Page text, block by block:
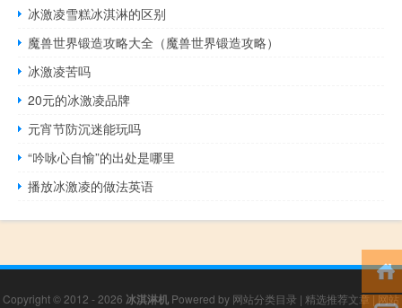
冰激凌雪糕冰淇淋的区别
魔兽世界锻造攻略大全（魔兽世界锻造攻略）
冰激凌苦吗
20元的冰激凌品牌
元宵节防沉迷能玩吗
“吟咏心自愉”的出处是哪里
播放冰激凌的做法英语
Copyright © 2012 - 2026 冰淇淋机 Powered by 网站分类目录 | 精选推荐文章|网站